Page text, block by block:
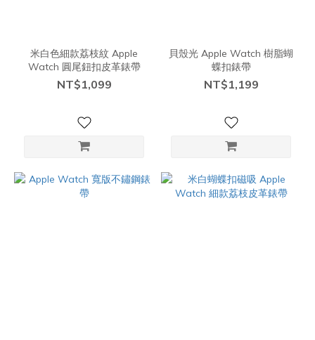
米白色細款荔枝紋 Apple
Watch 圓尾鈕扣皮革錶帶
NT$1,099
貝殼光 Apple Watch 樹脂蝴
蝶扣錶帶
NT$1,199